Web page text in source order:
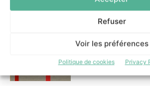
Refuser
Voir les préférences
Politique de cookies Privacy
accompagne la
puissance des
datacenters